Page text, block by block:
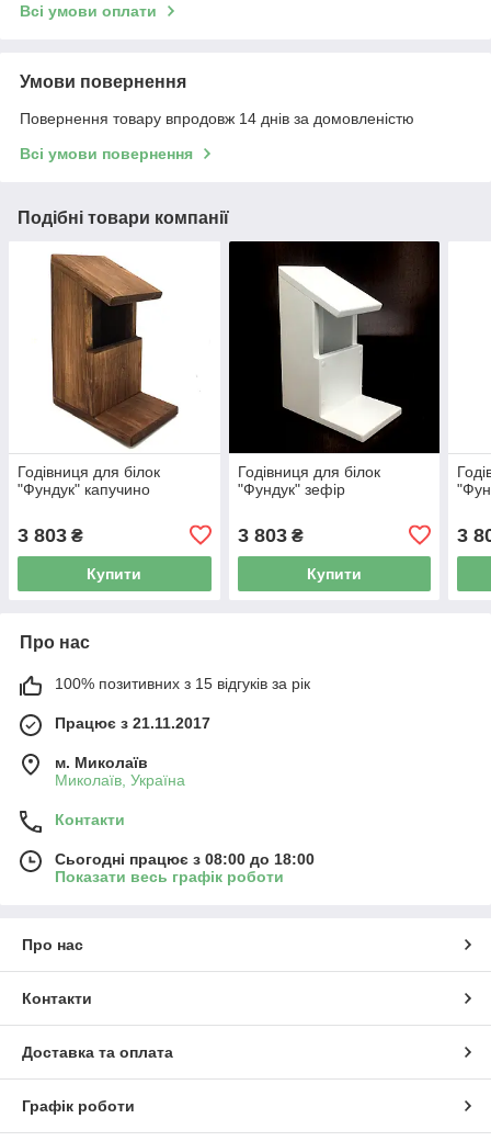
Всі умови оплати
Умови повернення
Повернення товару впродовж 14 днів за домовленістю
Всі умови повернення
Подібні товари компанії
Годівниця для білок
"Фундук" капучино
3 803 ₴
Купити
Годівниця для білок
"Фундук" зефір
3 803₴
Купити
3
Про нас
100% позитивних з 15 відгуків за рік
Працює з 21.11.2017
м. Миколаїв
Миколаїв, Україна
Контакти
Сьогодні працює з 08:00 до 18:00
Показати весь графік роботи
Про нас
Контакти
Доставка та оплата
Графік роботи